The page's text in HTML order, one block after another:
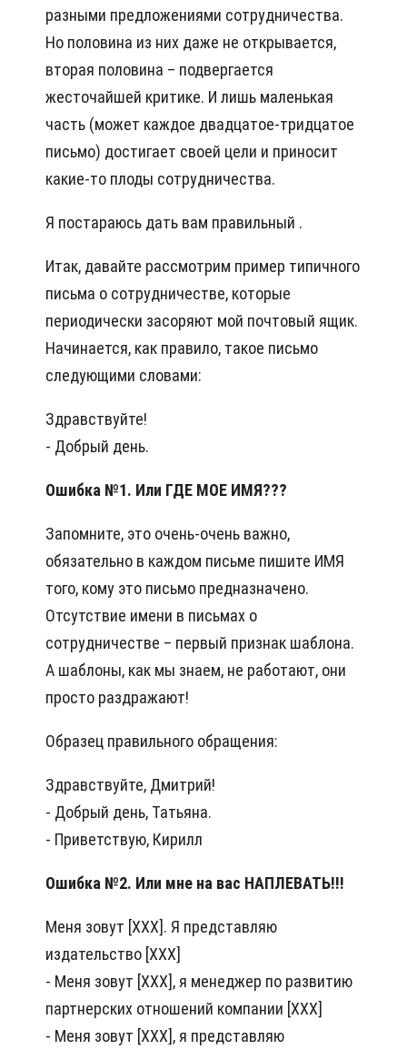
разными предложениями сотрудничества.
Но половина из них даже не открывается,
вторая половина – подвергается
жесточайшей критике. И лишь маленькая
часть (может каждое двадцатое-тридцатое
письмо) достигает своей цели и приносит
какие-то плоды сотрудничества.
Я постараюсь дать вам правильный .
Итак, давайте рассмотрим пример типичного
письма о сотрудничестве, которые
периодически засоряют мой почтовый ящик.
Начинается, как правило, такое письмо
следующими словами:
Здравствуйте!
- Добрый день.
Ошибка №1. Или ГДЕ МОЕ ИМЯ???
Запомните, это очень-очень важно,
обязательно в каждом письме пишите ИМЯ
того, кому это письмо предназначено.
Отсутствие имени в письмах о
сотрудничестве – первый признак шаблона.
А шаблоны, как мы знаем, не работают, они
просто раздражают!
Образец правильного обращения:
Здравствуйте, Дмитрий!
- Добрый день, Татьяна.
- Приветствую, Кирилл
Ошибка №2. Или мне на вас НАПЛЕВАТЬ!!!
Меня зовут [ХХХ]. Я представляю
издательство [ХХХ]
- Меня зовут [ХХХ], я менеджер по развитию
партнерских отношений компании [ХХХ]
- Меня зовут [ХХХ], я представляю